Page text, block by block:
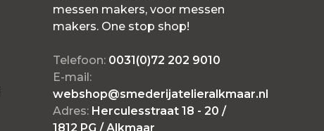
messen makers, voor messen
makers. One stop shop!
Telefoon: 0031(0)72 202 9010
E-mail:
webshop@smederijatelieralkmaar.nl
Adres: Herculesstraat 18 - 20 /
1812 PG / Alkmaar